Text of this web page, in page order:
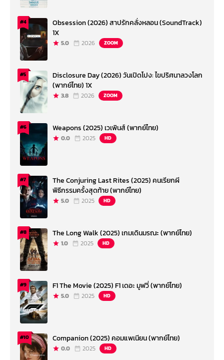
#4
Obsession (2026) สาปรักคลั่งหลอน (SoundTrack)
1X
5.0 2026 ZOOM
#5
Disclosure Day (2026) วันเปิดโปง: ไขปริศนาลวงโลก
(พากย์ไทย) 1X
3.8 2026 ZOOM
#6 Weapons (2025) เวเพินส์ (พากย์ไทย)
0.0 2025 HD
#7
The Conjuring Last Rites (2025) คนเรียกผี
พิธีกรรมครั้งสุดท้าย (พากย์ไทย)
5.0 2025 HD
#8 The Long Walk (2025) เกมเดินมรณะ (พากย์ไทย)
1.0 2025 HD
#9 F1 The Movie (2025) F1 เดอะ มูฟวี่ (พากย์ไทย)
5.0 2025 HD
#10 Companion (2025) คอมแพเนียน (พากย์ไทย)
0.0 2025 HD